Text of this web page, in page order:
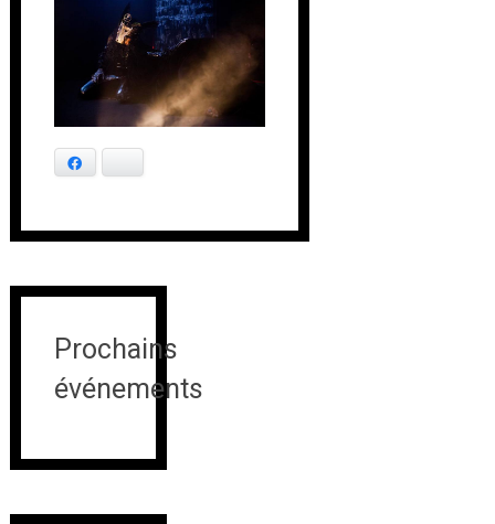
Prochains
événements